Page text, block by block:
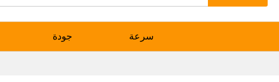
جودة سرعة